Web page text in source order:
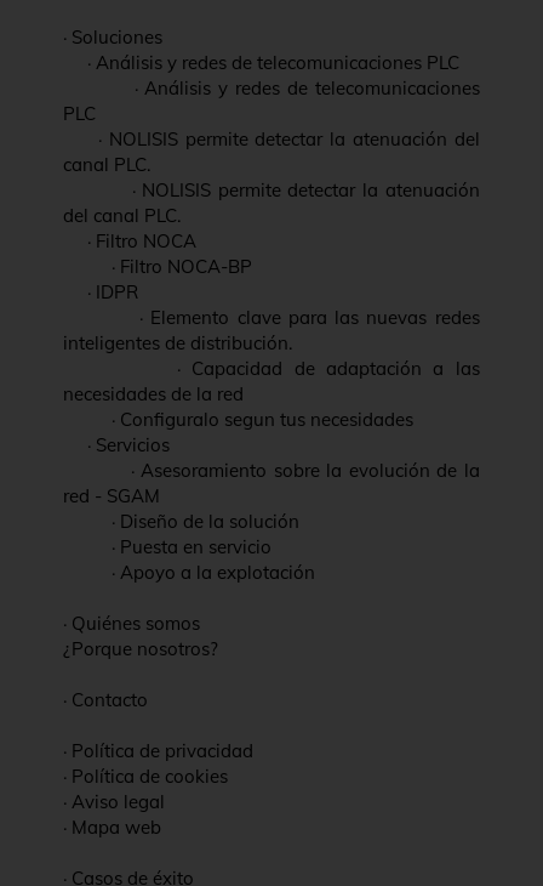
· Soluciones
·Análisis y redes de telecomunicaciones PLC
·Análisis y redes de telecomunicaciones
PLC
· NOLISIS permite detectar la atenuación del
canal PLC.
· NOLISIS permite detectar la atenuación
del canal PLC.
· Filtro NOCA
· Filtro NOCA-BP
· IDPR
· Elemento clave para las nuevas redes
inteligentes de distribución.
· Capacidad de adaptación a las
necesidades de la red
· Configuralo segun tus necesidades
· Servicios
·Asesoramiento sobre la evolución de la
red - SGAM
· Diseño de la solución
· Puesta en servicio
·Apoyo a la explotación
· Quiénes somos
¿Porque nosotros?
· Contacto
· Política de privacidad
· Política de cookies
·Aviso legal
· Mapa web
· Casos de éxito